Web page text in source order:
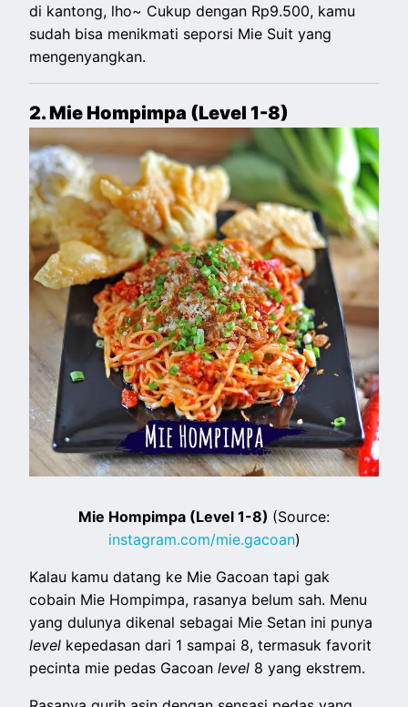
di kantong, lho~ Cukup dengan Rp9.500, kamu
sudah bisa menikmati seporsi Mie Suit yang
mengenyangkan.
2. Mie Hompimpa (Level 1-8)
Mie Hompimpa (Level 1-8) (Source:
instagram.com/mie.gacoan)
Kalau kamu datang ke Mie Gacoan tapi gak
cobain Mie Hompimpa, rasanya belum sah. Menu
yang dulunya dikenal sebagai Mie Setan ini punya
level kepedasan dari 1 sampai 8, termasuk favorit
pecinta mie pedas Gacoanlevel 8 yang ekstrem.